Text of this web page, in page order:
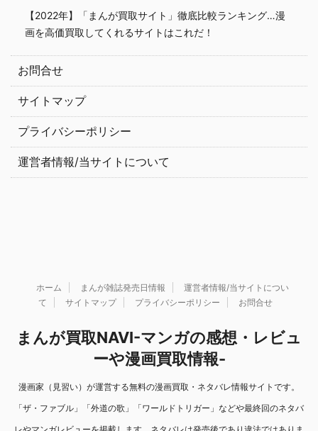
【2022年】「まんが買取サイト」徹底比較ランキング…漫
画を高価買取してくれるサイトはこれだ！
お問合せ
サイトマップ
プライバシーポリシー
運営者情報/当サイトについて
ホーム まんが雑誌発売日情報
運営者情報/当サイトについ
て
サイトマップ プライバシーポリシー お問合せ
まんが買取NAVI-マンガの感想・レビュ
ーや漫画買取情報-
漫画家（見習い）が運営する無料の漫画買取・ネタバレ情報サイトです。
「ザ・ファブル」「外道の歌」「ワールドトリガー」などや最終回のネタバ